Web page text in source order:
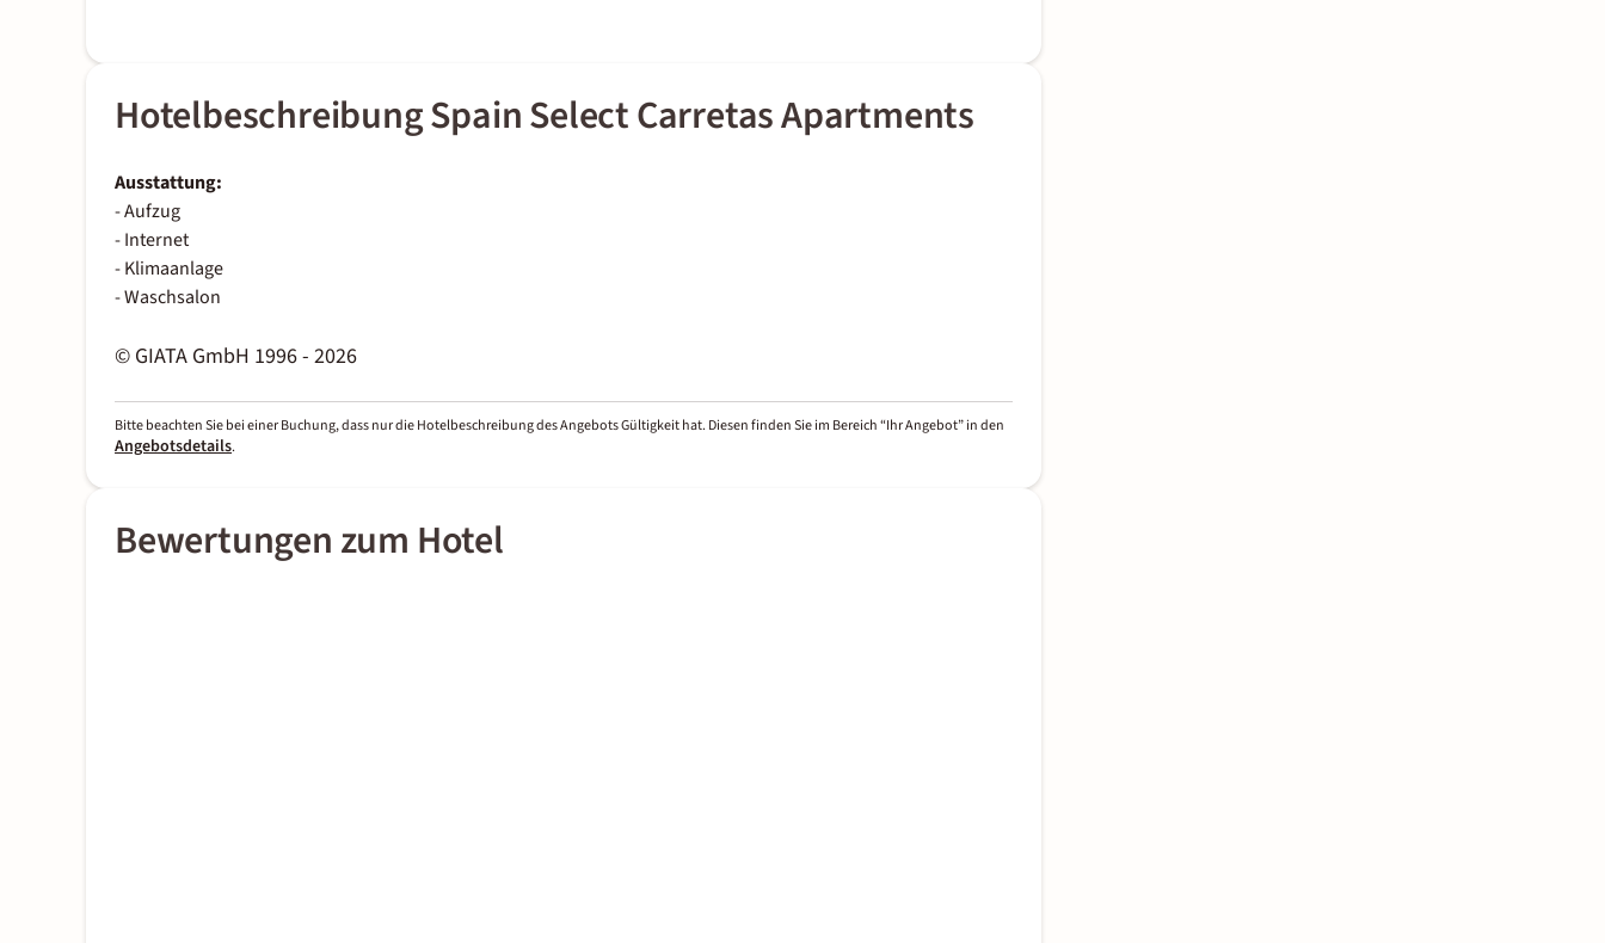
Hotelbeschreibung Spain Select Carretas Apartments
Ausstattung:
- Aufzug
- Internet
- Klimaanlage
- Waschsalon
© GIATA GmbH 1996 - 2026
Bitte beachten Sie bei einer Buchung, dass nur die Hotelbeschreibung des Angebots Gültigkeit hat. Diesen finden Sie im Bereich “Ihr Angebot” in den
Angebotsdetails.
Bewertungen zum Hotel